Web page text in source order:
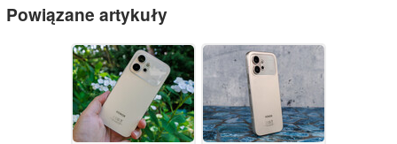
Powiązane artykuły